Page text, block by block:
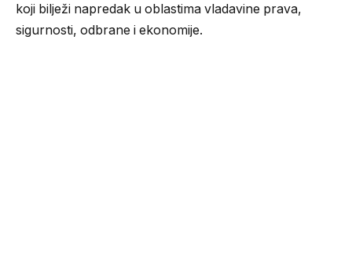
koji bilježi napredak u oblastima vladavine prava,
sigurnosti, odbrane i ekonomije.